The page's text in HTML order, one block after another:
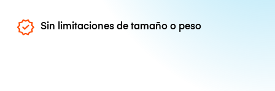
Sin limitaciones de tamaño o peso